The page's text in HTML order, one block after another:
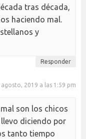
tras década,
haciendo mal.
y
Responder
agosto, 2019 a las 1:59 pm
son los chicos
llevo diciendo por
tanto tiempo